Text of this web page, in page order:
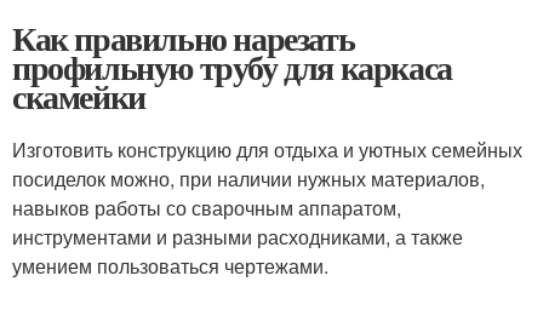
Как правильно нарезать
профильную трубу для каркаса
скамейки
Изготовить конструкцию для отдыха и уютных семейных
посиделок можно, при наличии нужных материалов,
навыков работы со сварочным аппаратом,
инструментами и разными расходниками, а также
умением пользоваться чертежами.